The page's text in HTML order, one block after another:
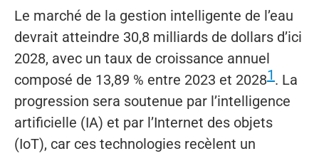
Le marché de la gestion intelligente de l’eau
devrait atteindre 30,8 milliards de dollars d’ici
2028, avec un taux de croissance annuel
composé de 13,89 % entre 2023 et 20281. La
progression sera soutenue par l’intelligence
artificielle (IA) et par l’Internet des objets
(IoT), car ces technologies recèlent un